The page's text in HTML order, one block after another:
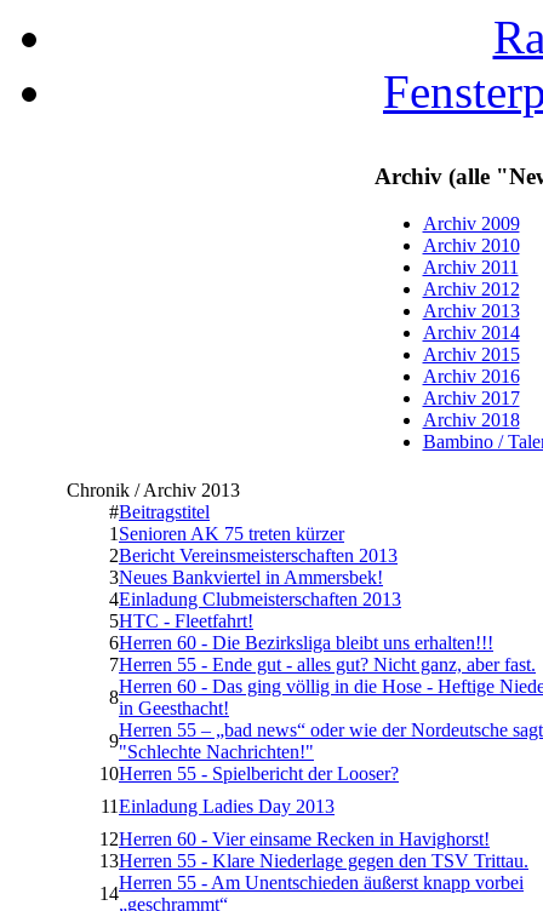
Archiv (alle
Archiv 2009
Archiv 2010
Archiv 2011
Archiv 2012
Archiv 2013
Archiv 2014
Archiv 2015
Archiv 2016
Archiv 2017
Archiv 2018
Bambino /
Chronik / Archiv 2013
#Beitragstitel
1 Senioren AK 75 treten kürzer
2Bericht Vereinsmeisterschaften 2013
3Neues Bankviertel in Ammersbek!
4Einladung Clubmeisterschaften 2013
5HTC - Fleetfahrt!
6Herren 60 - Die Bezirksliga bleibt uns erhalten!!!
7Herren 55 - Ende gut - alles gut? Nicht ganz, aber fast.
8
Herren 60 - Das ging völlig in die Hose - Heftige
in Geesthacht!
9
Herren 55 – „bad news“ oder wie der Nordeutsche
"Schlechte Nachrichten!"
10Herren 55 - Spielbericht der Looser?
11Einladung Ladies Day 2013
12Herren 60 - Vier einsame Recken in Havighorst!
13Herren 55 - Klare Niederlage gegen den TSV Trittau.
14
Herren 55 - Am Unentschieden äußerst knapp vorbei
„geschrammt“